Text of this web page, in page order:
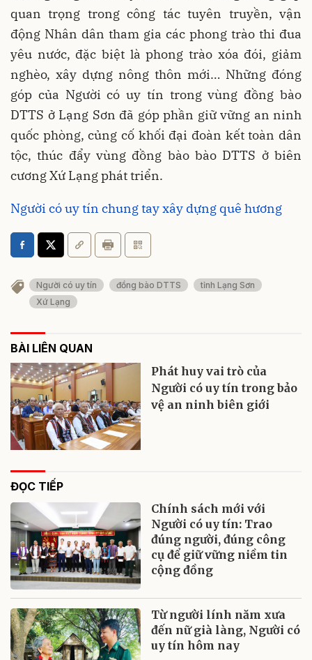
quan trọng trong công tác tuyên truyền, vận
động Nhân dân tham gia các phong trào thi đua
yêu nước, đặc biệt là phong trào xóa đói, giảm
nghèo, xây dựng nông thôn mới… Những đóng
góp của Người có uy tín trong vùng đồng bào
DTTS ở Lạng Sơn đã góp phần giữ vững an ninh
quốc phòng, củng cố khối đại đoàn kết toàn dân
tộc, thúc đẩy vùng đồng bào bào DTTS ở biên
cương Xứ Lạng phát triển.
Người có uy tín chung tay xây dựng quê hương
Người có uy tín đồng bào DTTS
tỉnh Lạng Sơn
Xứ Lạng
BÀI LIÊN QUAN
Phát huy vai trò của
Người có uy tín trong bảo
vệ an ninh biên giới
ĐỌC TIẾP
Chính sách mới với
Người có uy tín: Trao
đúng người, đúng công
cụ để giữ vững niềm tin
cộng đồng
Từ người lính năm xưa
đến nữ già làng, Người có
uy tín hôm nay